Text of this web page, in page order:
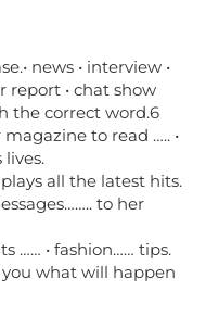
news • interview •
report • chat show
the correct word.6
to read ….. •
all the latest hits.
to her
…… • fashion…… tips.
you what will happen